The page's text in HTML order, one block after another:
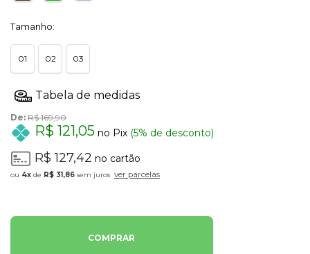
Tamanho:
01 02 03
De: R$ 169,90
R$ 121,05 no Pix (5% de desconto)
R$ 127,42 no cartão
4x de R$ 31,86 sem juros ver parcelas
COMPRAR